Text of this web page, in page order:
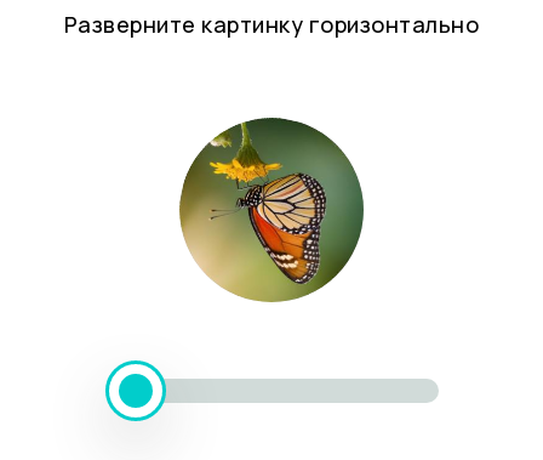
Разверните картинку горизонтально